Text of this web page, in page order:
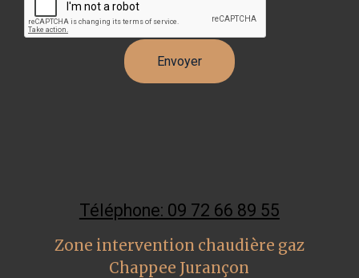
Téléphone: 09 72 66 89 55
Zone intervention chaudière gaz
Chappee Jurançon